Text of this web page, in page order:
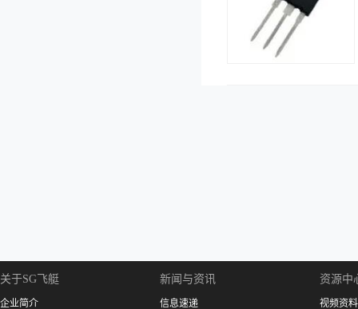
关于SG飞艇
企业简介
新闻与资讯
信息速递
资源中
视频资料